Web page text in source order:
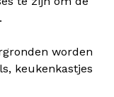
worden
keukenkastjes